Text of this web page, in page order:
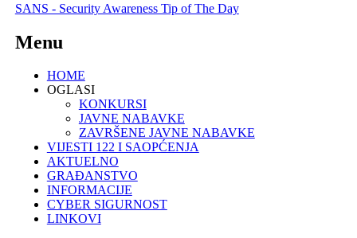
SANS - Security Awareness Tip of The Day
Menu
HOME
OGLASI
KONKURSI
JAVNE NABAVKE
ZAVRŠENE JAVNE NABAVKE
VIJESTI 122 I SAOPĆENJA
AKTUELNO
GRAĐANSTVO
INFORMACIJE
CYBER SIGURNOST
LINKOVI